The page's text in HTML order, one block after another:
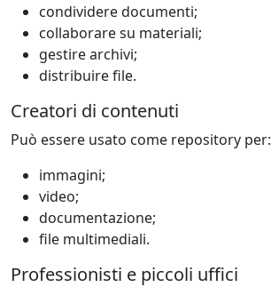
condividere documenti;
collaborare su materiali;
gestire archivi;
distribuire file.
Creatori di contenuti
Può essere usato come repository per:
immagini;
video;
documentazione;
file multimediali.
Professionisti e piccoli uffici